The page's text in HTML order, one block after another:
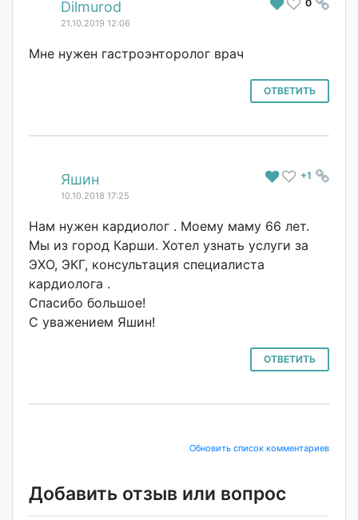
# 0
Dilmurod
21.10.2019 12:06
Мне нужен гастроэнторолог врач
ОТВЕТИТЬ
# +1
Яшин
10.10.2018 17:25
Нам нужен кардиолог . Моему маму 66 лет.
Мы из город Карши. Хотел узнать услуги за
ЭХО, ЭКГ, консультация специалиста
кардиолога .
Спасибо большое!
С уважением Яшин!
ОТВЕТИТЬ
Обновить список комментариев
Добавить отзыв или вопрос